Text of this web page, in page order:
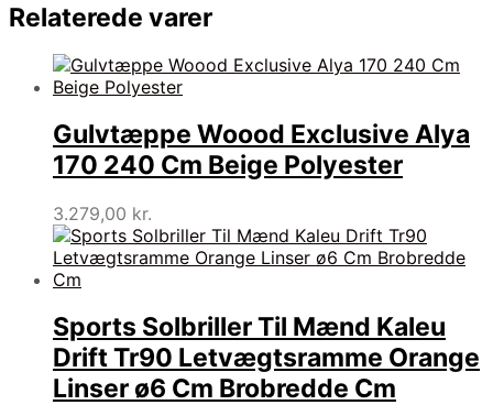
Relaterede varer
Gulvtæppe Woood Exclusive Alya
170 240 Cm Beige Polyester
3.279,00 kr.
Sports Solbriller Til Mænd Kaleu
Drift Tr90 Letvægtsramme Orange
Linser ø6 Cm Brobredde Cm